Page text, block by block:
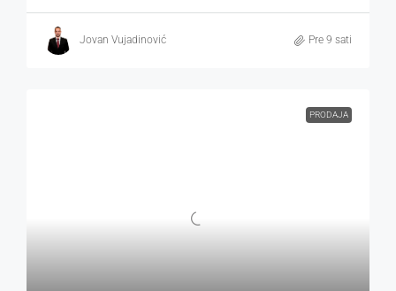
Jovan Vujadinović Pre 9 sati
PRODAJA